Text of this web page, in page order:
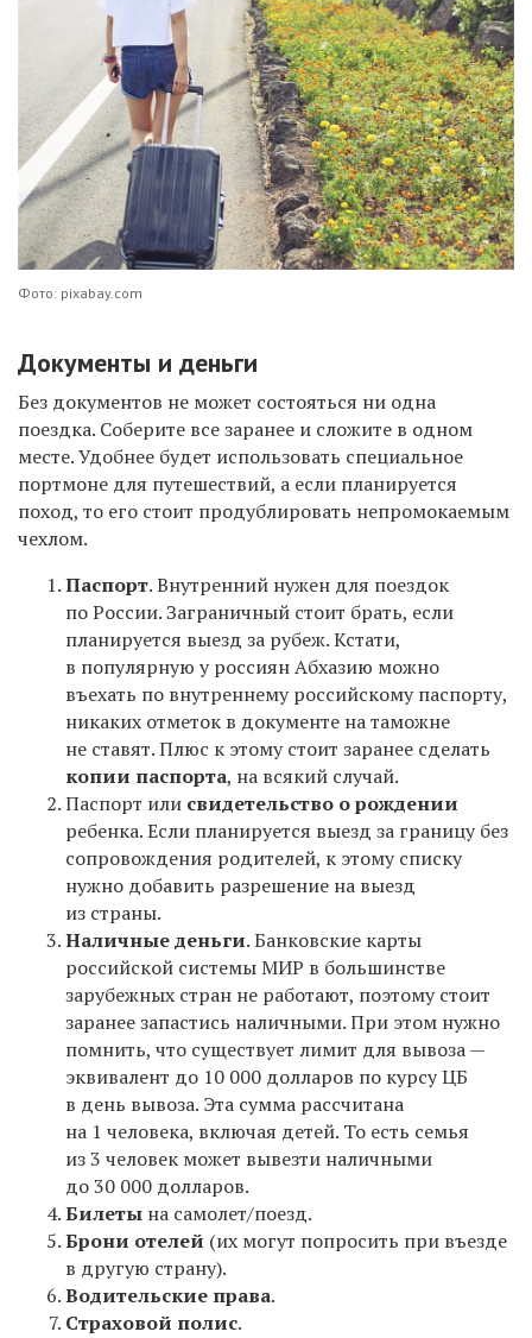
Фото: pixabay.com
Документы и деньги
Без документов не может состояться ни одна
поездка. Соберите все заранее и сложите в одном
месте. Удобнее будет использовать специальное
портмоне для путешествий, а если планируется
поход, то его стоит продублировать непромокаемым
чехлом.
Паспорт. Внутренний нужен для поездок
по России. Заграничный стоит брать, если
планируется выезд за рубеж. Кстати,
в популярную у россиян Абхазию можно
въехать по внутреннему российскому паспорту,
никаких отметок в документе на таможне
не ставят. Плюс к этому стоит заранее сделать
копии паспорта, на всякий случай.
Паспорт или свидетельство о рождении
ребенка. Если планируется выезд за границу без
сопровождения родителей, к этому списку
нужно добавить разрешение на выезд
из страны.
Наличные деньги. Банковские карты
российской системы МИР в большинстве
зарубежных стран не работают, поэтому стоит
заранее запастись наличными. При этом нужно
помнить, что существует лимит для вывоза —
эквивалент до 10 000 долларов по курсу ЦБ
в день вывоза. Эта сумма рассчитана
на 1 человека, включая детей. То есть семья
из 3 человек может вывезти наличными
до 30 000 долларов.
Билеты на самолет/поезд.
Брони отелей (их могут попросить при въезде
в другую страну).
Водительские права.
Страховой полис.